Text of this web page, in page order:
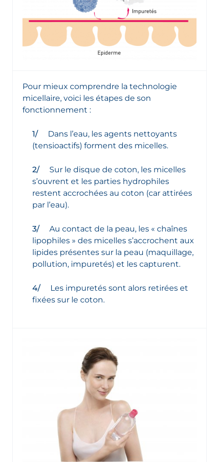
Pour mieux comprendre la technologie
micellaire, voici les étapes de son
fonctionnement :
Dans l’eau, les agents nettoyants
(tensioactifs) forment des micelles.
Sur le disque de coton, les micelles
s’ouvrent et les parties hydrophiles
restent accrochées au coton (car attirées
par l’eau).
Au contact de la peau, les « chaînes
lipophiles » des micelles s’accrochent aux
lipides présentes sur la peau (maquillage,
pollution, impuretés) et les capturent.
Les impuretés sont alors retirées et
fixées sur le coton.